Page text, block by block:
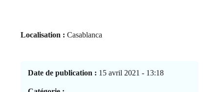
Localisation : Casablanca
Date de publication : 15 avril 2021 - 13:18